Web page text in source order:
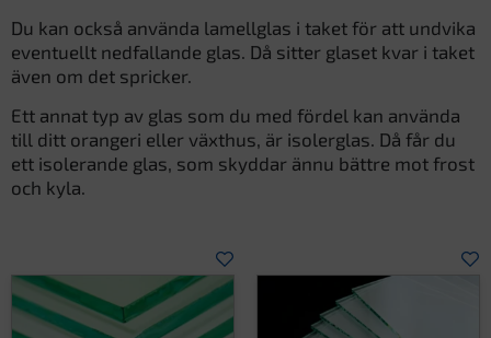
Du kan också använda lamellglas i taket för att undvika
eventuellt nedfallande glas. Då sitter glaset kvar i taket
även om det spricker.
Ett annat typ av glas som du med fördel kan använda
till ditt orangeri eller växthus, är isolerglas. Då får du
ett isolerande glas, som skyddar ännu bättre mot frost
och kyla.